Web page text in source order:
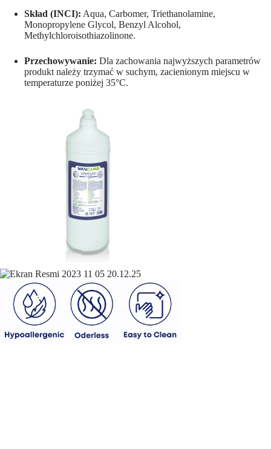
Skład (INCI): Aqua, Carbomer, Triethanolamine,
Monopropylene Glycol, Benzyl Alcohol,
Methylchloroisothiazolinone.
Przechowywanie: Dla zachowania najwyższych parametrów
produkt należy trzymać w suchym, zacienionym miejscu w
temperaturze poniżej 35°C.